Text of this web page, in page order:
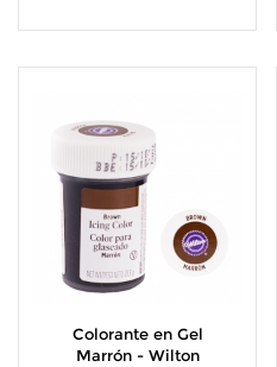
Colorante en Gel
Marrón - Wilton